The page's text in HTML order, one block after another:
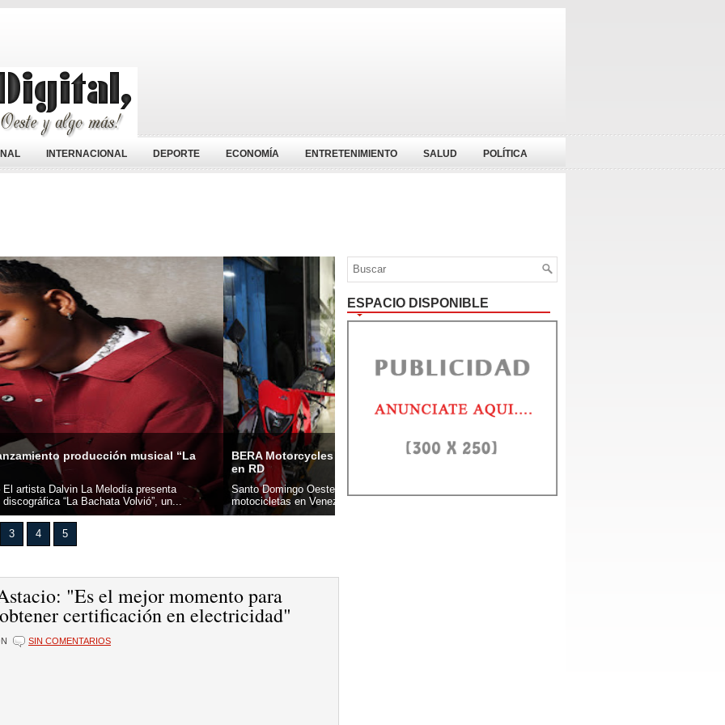
INTERNACIONAL DEPORTE ECONOMÍA ENTRETENIMIENTO SALUD POLÍTICA
llega al sector Herrera e inaugura su primera sede
Oeste, 5 agosto 2026.- BERA Motorcycles, marca líder en
en Venezuela, inauguró oficialmente su primera sede en...
3 4 5
"Es el mejor momento para
certificación en electricidad"
SIN COMENTARIOS
ESPACIO DISPONIBLE